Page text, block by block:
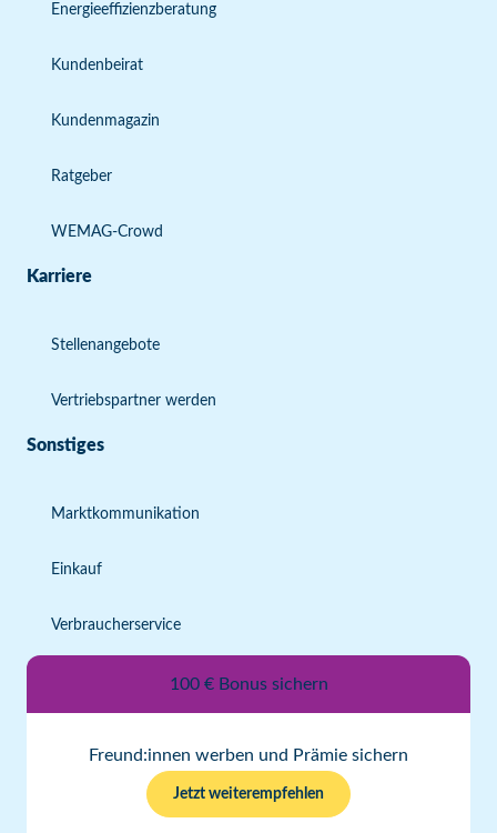
Energieeffizienzberatung
Kundenbeirat
Kundenmagazin
Ratgeber
WEMAG-Crowd
Karriere
Stellenangebote
Vertriebspartner werden
Sonstiges
Marktkommunikation
Einkauf
Verbraucherservice
100 € Bonus sichern
Freund:innen werben und Prämie sichern
Jetzt weiterempfehlen